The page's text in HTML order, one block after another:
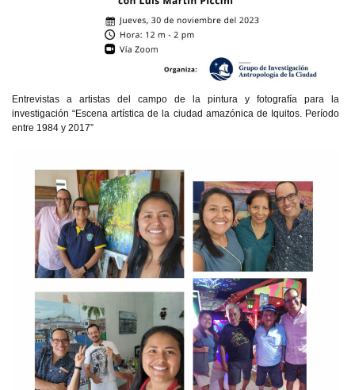
Entrevistas a artistas del campo de la pintura y fotografía para la
investigación “Escena artística de la ciudad amazónica de Iquitos. Período
entre 1984 y 2017”